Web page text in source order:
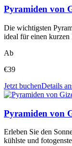
Pyramiden von
Die wichtigsten
ideal für einen
Ab
€39
Jetzt buchenDetails
Pyramiden von
Erleben Sie den
kühlste und